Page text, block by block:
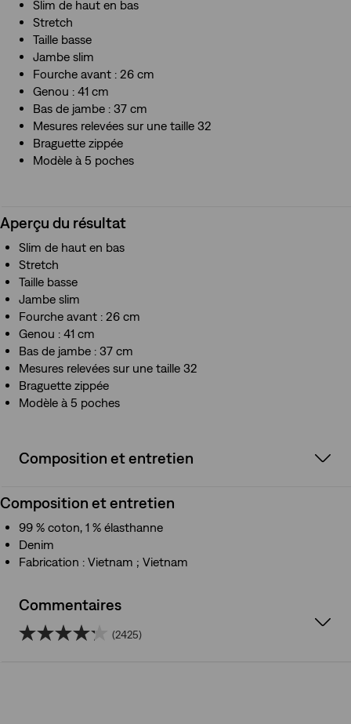
Slim de haut en bas
Stretch
Taille basse
Jambe slim
Fourche avant : 26 cm
Genou : 41 cm
Bas de jambe : 37 cm
Mesures relevées sur une taille 32
Braguette zippée
Modèle à 5 poches
Aperçu du résultat
Slim de haut en bas
Stretch
Taille basse
Jambe slim
Fourche avant : 26 cm
Genou : 41 cm
Bas de jambe : 37 cm
Mesures relevées sur une taille 32
Braguette zippée
Modèle à 5 poches
Composition et entretien
Composition et entretien
99 % coton, 1 % élasthanne
Denim
Fabrication : Vietnam ; Vietnam
Commentaires
(2425)